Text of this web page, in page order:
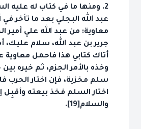
2. ومنها ما في كتاب له عليه
عبد الله البجلي بعد ما تأخر
معاوية: من عبد الله علي أمير
جرير بن عبد الله، سلام عليك،
أتاك كتابي هذا فاحمل
وخذه بالأمر الجزم، ثم خيره
سلم مخزية، فإن اختار الحرب
اختار السلم فخذ بيعته وأقبِل
والسلام[19].